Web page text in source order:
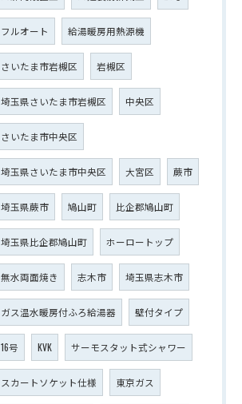
フルオート 給湯暖房用熱源機
さいたま市岩槻区 岩槻区
埼玉県さいたま市岩槻区 中央区
さいたま市中央区
埼玉県さいたま市中央区 大宮区 蕨市
埼玉県蕨市 鳩山町 比企郡鳩山町
埼玉県比企郡鳩山町 ホーロートップ
無水両面焼き 志木市 埼玉県志木市
ガス温水暖房付ふろ給湯器 壁付タイプ
16号 KVK サーモスタット式シャワー
スカートソケット仕様 東京ガス